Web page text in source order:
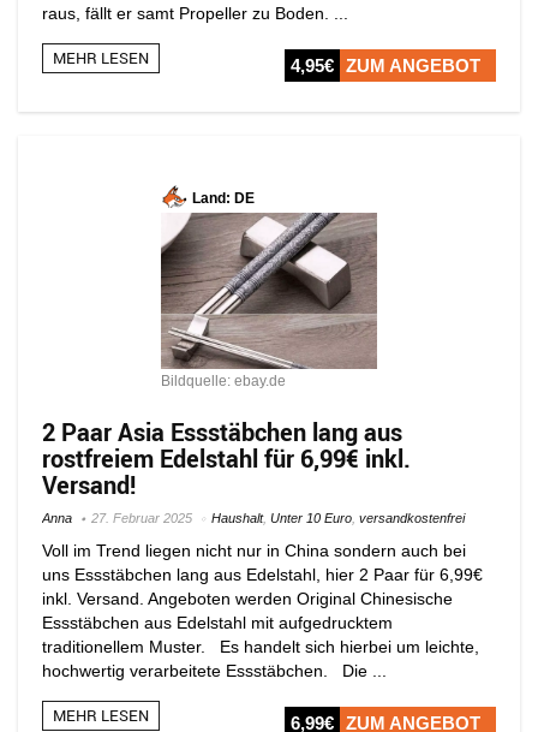
raus, fällt er samt Propeller zu Boden. ...
MEHR LESEN 4,95€ ZUM ANGEBOT
Land: DE
Bildquelle: ebay.de
2 Paar Asia Essstäbchen lang aus
rostfreiem Edelstahl für 6,99€ inkl.
Versand!
Anna 27. Februar 2025 Haushalt, Unter 10 Euro versandkostenfrei
Voll im Trend liegen nicht nur in China sondern auch bei
uns Essstäbchen lang aus Edelstahl, hier 2 Paar für 6,99€
inkl. Versand. Angeboten werden Original Chinesische
Essstäbchen aus Edelstahl mit aufgedrucktem
traditionellem Muster. Es handelt sich hierbei um leichte,
hochwertig verarbeitete Essstäbchen. Die ...
MEHR LESEN 6,99€ ZUM ANGEBOT